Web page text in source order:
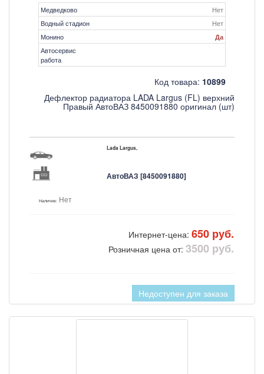
Медведково
Нет
Водный стадион
Нет
Монино
Да
Автосервис
работа
Код товара: 10899
Дефлектор радиатора LADA Largus (FL) верхний
Правый АвтоВАЗ 8450091880 оригинал (шт)
Lada Largus,
АвтоВАЗ [8450091880]
Наличие: Нет
Интернет-цена: 650 руб.
Розничная цена от: 3500 руб.
Недоступен для заказа